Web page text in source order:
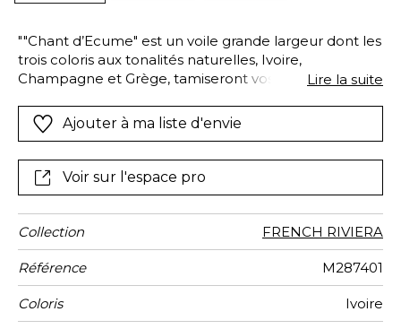
""Chant d’Ecume" est un voile grande largeur dont les
trois coloris aux tonalités naturelles, Ivoire,
Champagne et Grège, tamiseront vos pièces de
chaine de lin, et tramé avec un fil de coton : c’est ce
tissage particulier qui lui adjuge ces discrètes et
délicate et aérienne laissant passer la lumière, ce
voile se prêtera idéalement à la confection de sous-
rideaux, pour encadrer une fenêtre avec poésie."
Lire la suite
Ajouter à ma liste d'envie
Voir sur l'espace pro
Collection FRENCH RIVIERA
Référence M287401
Coloris Ivoire